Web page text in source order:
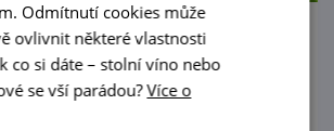
kaple sv. Floriána
1. 5. — 28. 9. '26
Odmítnutí cookies může
ovlivnit některé vlastnosti
co si dáte – stolní víno nebo
se vší parádou?Více o